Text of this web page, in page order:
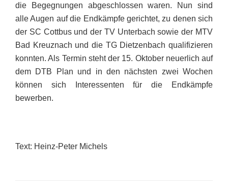
die Begegnungen abgeschlossen waren. Nun sind
alle Augen auf die Endkämpfe gerichtet, zu denen sich
der SC Cottbus und der TV Unterbach sowie der MTV
Bad Kreuznach und die TG Dietzenbach qualifizieren
konnten. Als Termin stehtder 15. Oktoberneuerlich auf
dem DTB Plan und in den nächsten zwei Wochen
können sich Interessenten für die Endkämpfe
bewerben.
Text: Heinz-Peter Michels